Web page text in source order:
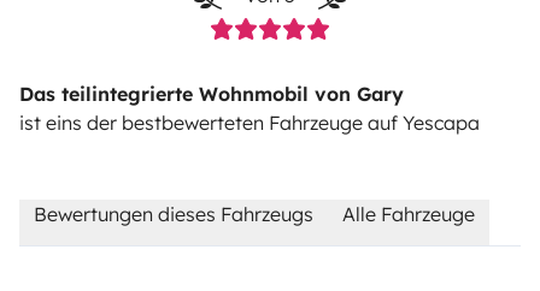
Klimaanlage im Wohnbereich
230-V-Außensteckdose (mit 25-m-Kabel und Adaptern
Dachlüftungsluken mit Moskitonetzen und
Das teilintegrierte Wohnmobil von Gary
ist eins der bestbewerteten Fahrzeuge auf Yescapa
Bewertungen dieses Fahrzeugs Alle Fahrzeuge